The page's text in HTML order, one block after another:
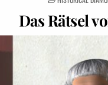
Das Rätsel